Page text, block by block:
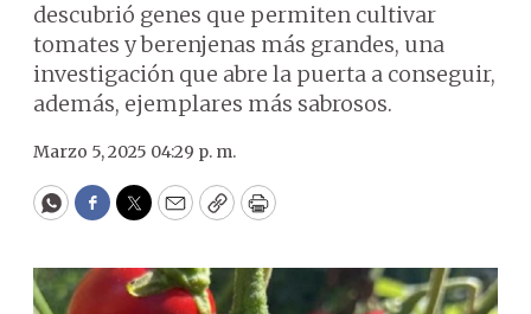
descubrió genes que permiten cultivar
tomates y berenjenas más grandes, una
investigación que abre la puerta a conseguir,
además, ejemplares más sabrosos.
Marzo 5, 2025 04:29 p. m.
WhatsApp
Facebook
Twitter
EmailCopyPrint